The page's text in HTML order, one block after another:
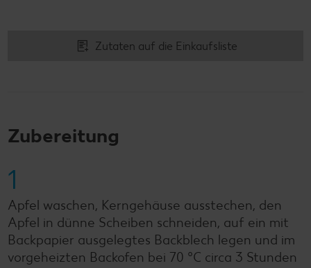
Zutaten auf die Einkaufsliste
Zubereitung
1
Apfel waschen, Kerngehäuse ausstechen, den
Apfel in dünne Scheiben schneiden, auf ein mit
Backpapier ausgelegtes Backblech legen und im
vorgeheizten Backofen bei 70 °C circa 3 Stunden